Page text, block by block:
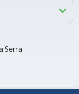
Serra